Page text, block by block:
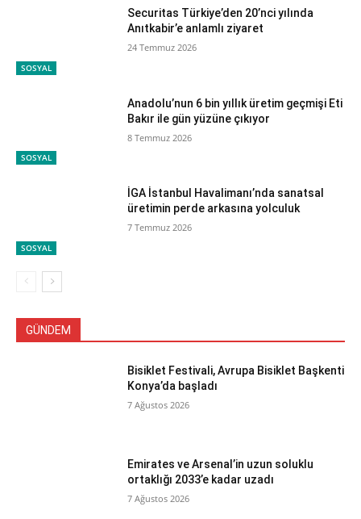
SOSYAL
Securitas Türkiye’den 20’nci yılında
Anıtkabir’e anlamlı ziyaret
24 Temmuz 2026
SOSYAL
Anadolu’nun 6 bin yıllık üretim geçmişi Eti
Bakır ile gün yüzüne çıkıyor
8 Temmuz 2026
SOSYAL
İGA İstanbul Havalimanı’nda sanatsal
üretimin perde arkasına yolculuk
7 Temmuz 2026
GÜNDEM
Bisiklet Festivali, Avrupa Bisiklet Başkenti
Konya’da başladı
7 Ağustos 2026
Emirates ve Arsenal’in uzun soluklu
ortaklığı 2033’e kadar uzadı
7 Ağustos 2026